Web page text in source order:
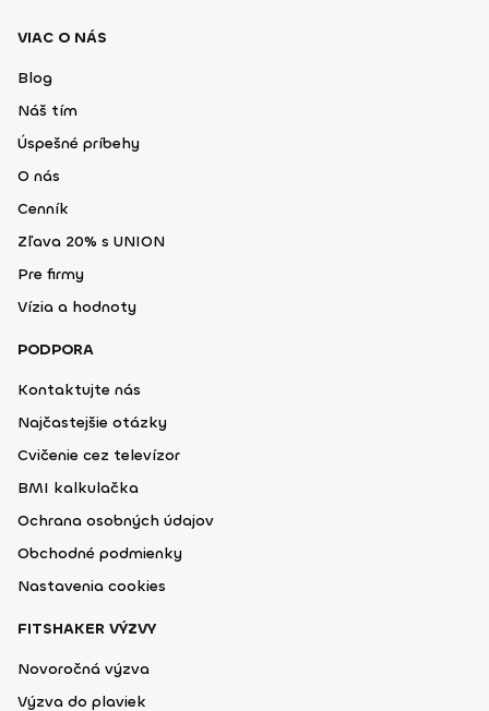
VIAC O NÁS
Blog
Náš tím
Úspešné príbehy
O nás
Cenník
Zľava 20% s UNION
Pre firmy
Vízia a hodnoty
PODPORA
Kontaktujte nás
Najčastejšie otázky
Cvičenie cez televízor
BMI kalkulačka
Ochrana osobných údajov
Obchodné podmienky
Nastavenia cookies
FITSHAKER VÝZVY
Novoročná výzva
Výzva do plaviek